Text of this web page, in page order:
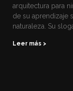
arquitectura para
de su aprendizaje
naturaleza. Su
Leer más >